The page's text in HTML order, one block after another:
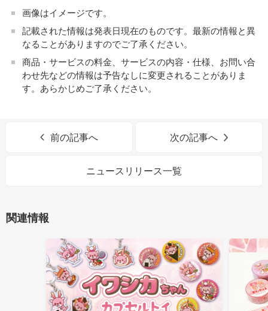
画像はイメージです。
記載された情報は発表日現在のものです。最新の情報と異
なることがありますのでご了承ください。
商品・サービスの料金、サービスの内容・仕様、お問い合
わせ先などの情報は予告なしに変更されることがありま
す。あらかじめご了承ください。
前の記事へ 次の記事へ
ニュースリリース一覧
関連情報